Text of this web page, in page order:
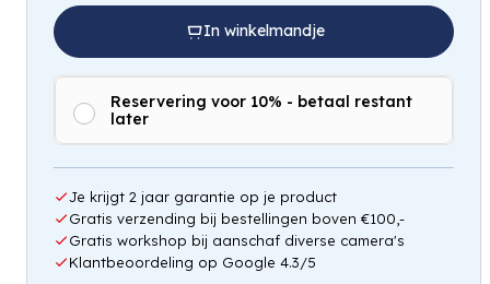
Hou mij op de hoogte
In winkelmandje
Reservering voor 10% - betaal restant
later
Je krijgt 2 jaar garantie op je product
Gratis verzending bij bestellingen boven €100,-
Gratis workshop bij aanschaf diverse camera's
Klantbeoordeling op Google 4.3/5